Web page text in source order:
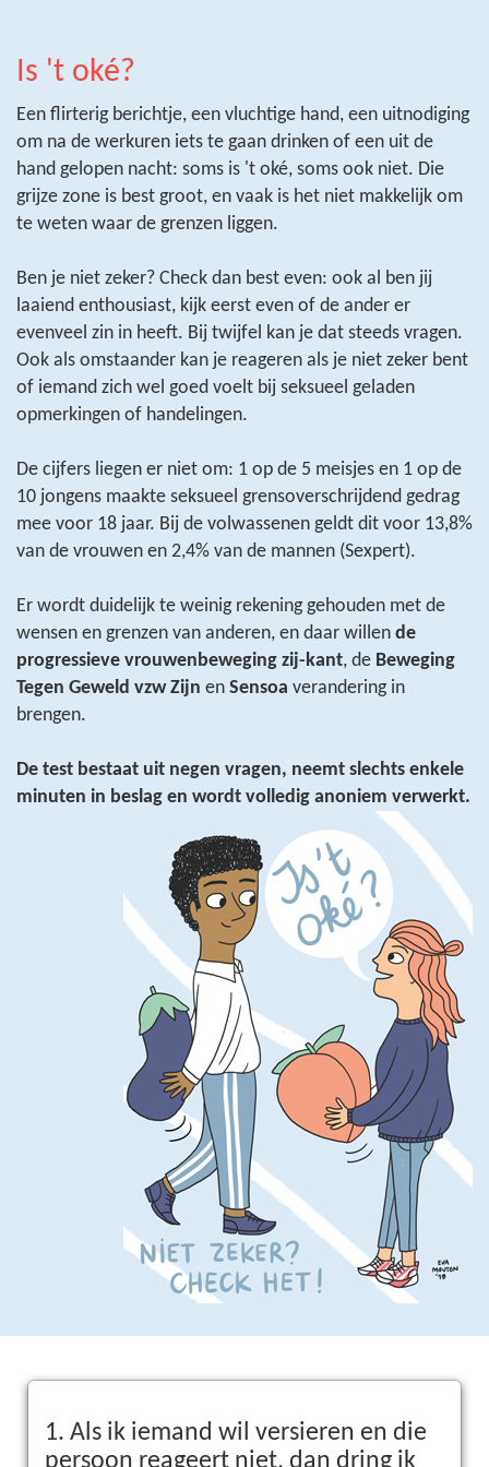
Is 't oké?
Een flirterig berichtje, een vluchtige hand, een uitnodiging
om na de werkuren iets te gaan drinken of een uit de
hand gelopen nacht: soms is 't oké, soms ook niet. Die
grijze zone is best groot, en vaak is het niet makkelijk om
te weten waar de grenzen liggen.
Ben je niet zeker? Check dan best even: ook al ben jij
laaiend enthousiast, kijk eerst even of de ander er
evenveel zin in heeft. Bij twijfel kan je dat steeds vragen.
Ook als omstaander kan je reageren als je niet zeker bent
of iemand zich wel goed voelt bij seksueel geladen
opmerkingen of handelingen.
De cijfers liegen er niet om: 1 op de 5 meisjes en 1 op de
10 jongens maakte seksueel grensoverschrijdend gedrag
mee voor 18 jaar. Bij de volwassenen geldt dit voor 13,8%
van de vrouwen en 2,4% van de mannen (Sexpert).
Er wordt duidelijk te weinig rekening gehouden met de
wensen en grenzen van anderen, en daar willen de
progressieve vrouwenbeweging zij-kant, de Beweging
Tegen Geweld vzw Zijn en Sensoa verandering in
brengen.
De test bestaat uit negen vragen, neemt slechts enkele
minuten in beslag en wordt volledig anoniem verwerkt.
1. Als ik iemand wil versieren en die
persoon reageert niet, dan dring ik